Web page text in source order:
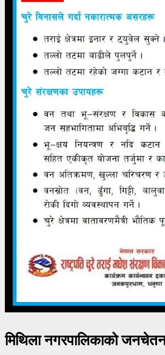
मिथिला नगरपालिकाको